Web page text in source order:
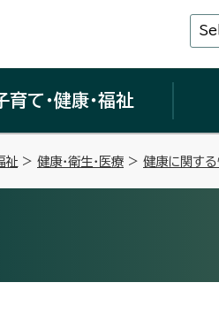
育て・健康・福祉
祉 > 健康・衛生・医療 > 健康に関す